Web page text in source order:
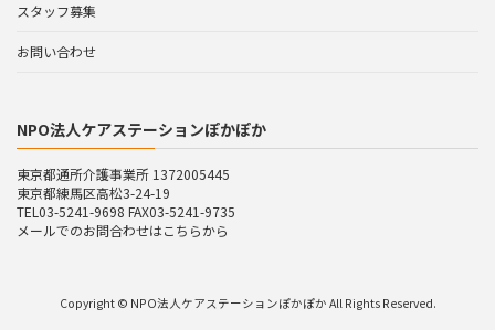
スタッフ募集
お問い合わせ
NPO法人ケアステーションぽかぽか
東京都通所介護事業所 1372005445
東京都練馬区高松3-24-19
TEL03-5241-9698 FAX03-5241-9735
メールでのお問合わせはこちらから
Copyright © NPO法人ケアステーションぽかぽか All Rights Reserved.